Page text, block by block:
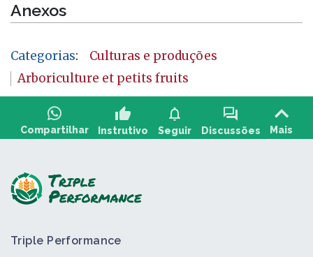
Anexos
Categorias:
Culturas e produções
Arboriculture et petits fruits
Compartilhar
thumb_up
Instrutivo
notifications
Seguir
forum
Discussões Mais
Triple Performance